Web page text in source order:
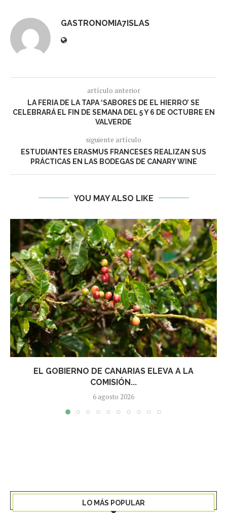
GASTRONOMIA7ISLAS
artículo anterior
LA FERIA DE LA TAPA ‘SABORES DE EL HIERRO’ SE
CELEBRARÁ EL FIN DE SEMANA DEL 5 Y 6 DE OCTUBRE EN
VALVERDE
siguiente artículo
ESTUDIANTES ERASMUS FRANCESES REALIZAN SUS
PRÁCTICAS EN LAS BODEGAS DE CANARY WINE
YOU MAY ALSO LIKE
EL GOBIERNO DE CANARIAS ELEVA A LA
COMISIÓN...
6 agosto 2026
LO MÁS POPULAR